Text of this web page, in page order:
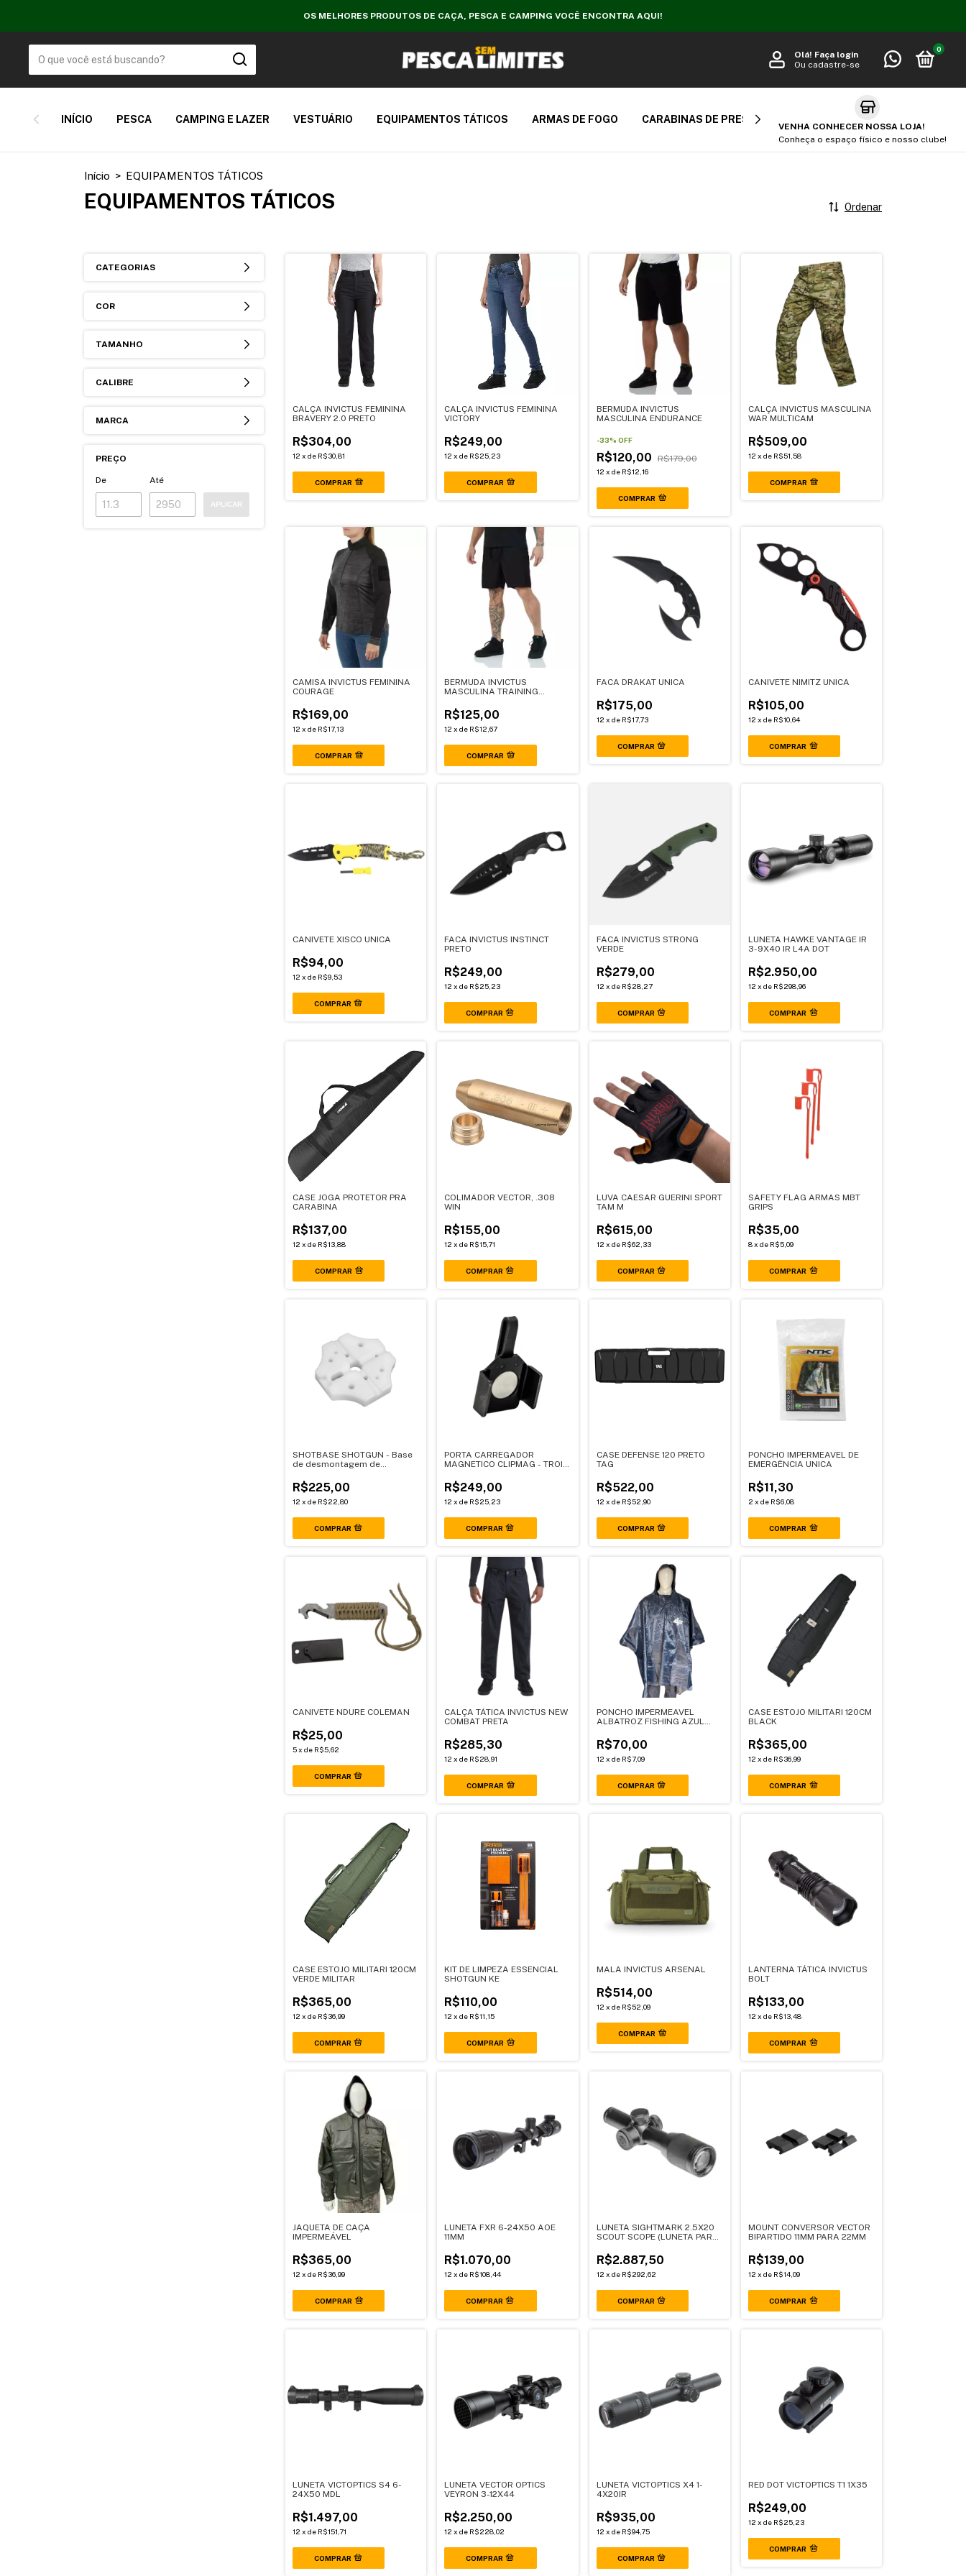
OS MELHORES PRODUTOS DE CAÇA, PESCA E CAMPING VOCÊ ENCONTRA AQUI!
Olá! Faça login
Ou cadastre-se
0
INÍCIO PESCA CAMPING E LAZER VESTUÁRIO EQUIPAMENTOS TÁTICOS ARMAS DE FOGO CARABINAS DE PRESSÃO
VENHA CONHECER NOSSA LOJA!
Conheça o espaço físico e nosso clube!
Início > EQUIPAMENTOS TÁTICOS
EQUIPAMENTOS TÁTICOS Ordenar
CATEGORIAS
COR
TAMANHO
CALIBRE
MARCA
PREÇO
De Até
APLICAR
CALÇA INVICTUS FEMININA
BRAVERY 2.0 PRETO
R$304,00
12 x de R$30,81
COMPRAR
CALÇA INVICTUS FEMININA
VICTORY
R$249,00
12 xde R$25,23
COMPRAR
BERMUDA INVICTUS
MASCULINA ENDURANCE
-33% OFF
R$120,00 R$179,00
12 x de R$12,16
COMPRAR
CALÇA INVICTUS MASCULINA
WAR MULTICAM
R$509,00
12 x de R$51,58
COMPRAR
CAMISA INVICTUS FEMININA
COURAGE
R$169,00
12 x de R$17,13
COMPRAR
BERMUDA INVICTUS
MASCULINA TRAINING
R$125,00
12 xde R$12,67
COMPRAR
FACA DRAKAT UNICA
R$175,00
12 x de R$17,73
CANIVETE NIMITZ UNICA
R$105,00
12 x de R$10,64
CANIVETE XISCO UNICA
R$94,00
12 x de R$9,53
FACA INVICTUS INSTINCT
PRETO
R$249,00
12 xde R$25,23
FACA INVICTUS STRONG
VERDE
R$279,00
12 x de R$28,27
LUNETA HAWKE VANTAGE IR
3-9X40 IR L4A DOT
R$2.950,00
12 x de R$298,96
CASE JOGA PROTETOR PRA
CARABINA
R$137,00
12 x de R$13,88
COMPRAR
COLIMADOR VECTOR, .308
WIN
R$155,00
12 xde R$15,71
LUVA CAESAR GUERINI SPORT
TAM M
R$615,00
12 x de R$62,33
SAFETY FLAG ARMAS MBT
GRIPS
R$35,00
8x de R$5,09
SHOTBASE SHOTGUN - Base
de desmontagem de
R$225,00
12 x de R$22,80
PORTA CARREGADOR
MAGNETICO CLIPMAG - TROIA
R$249,00
12 xde R$25,23
CASE DEFENSE 120 PRETO
TAG
R$522,00
12 x de R$52,90
PONCHO IMPERMEAVEL DE
EMERGÊNCIA UNICA
R$11,30
2 x de R$6,08
CANIVETE NDURE COLEMAN
R$25,00
5x de R$5,62
CALÇA TÁTICA INVICTUS NEW
COMBAT PRETA
R$285,30
12 xde R$28,91
COMPRAR
PONCHO IMPERMEAVEL
ALBATROZ FISHING AZUL
R$70,00
12 x de R$7,09
CASE ESTOJO MILITARI 120CM
BLACK
R$365,00
12 x de R$36,99
CASE ESTOJO MILITARI 120CM
VERDE MILITAR
R$365,00
12 x de R$36,99
KIT DE LIMPEZA ESSENCIAL
SHOTGUN KE
R$110,00
12 xde R$11,15
COMPRAR
MALA INVICTUS ARSENAL
R$514,00
12 x de R$52,09
COMPRAR
LANTERNA TÁTICA INVICTUS
BOLT
R$133,00
12 x de R$13,48
JAQUETA DE CAÇA
IMPERMEÁVEL
R$365,00
12 x de R$36,99
COMPRAR
LUNETA FXR 6-24X50 AOE
11MM
R$1.070,00
12 xde R$108,44
LUNETA SIGHTMARK 2.5X20
SCOUT SCOPE (LUNETA PARA
R$2.887,50
12 x de R$292,62
MOUNT CONVERSOR VECTOR
BIPARTIDO 11MM PARA 22MM
R$139,00
12 x de R$14,09
LUNETA VICTOPTICS S4 6-
24X50 MDL
R$1.497,00
12 x de R$151,71
LUNETA VECTOR OPTICS
VEYRON 3-12X44
R$2.250,00
12 xde R$228,02
LUNETA VICTOPTICS X4 1-
4X20IR
R$935,00
12 x de R$94,75
RED DOT VICTOPTICS T1 1X35
R$249,00
12 x de R$25,23